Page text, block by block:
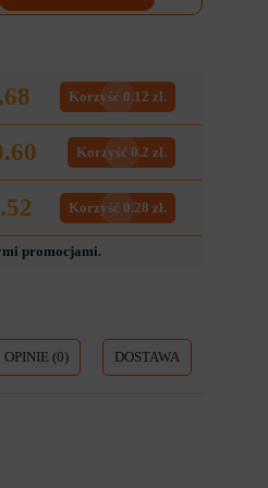
Korzyść 0.12 zł.
Korzyść 0.2 zł.
Korzyść 0.28 zł.
promocjami.
OPINIE (0) DOSTAWA